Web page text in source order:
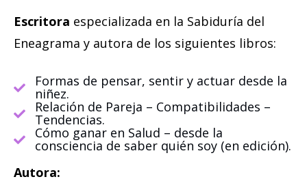
Escritora especializada en la Sabiduría del
Eneagrama y autora de los siguientes libros:
Formas de pensar, sentir y actuar desde la
niñez.
Relación de Pareja – Compatibilidades –
Tendencias.
Cómo ganar en Salud – desde la
consciencia de saber quién soy (en edición).
Autora: